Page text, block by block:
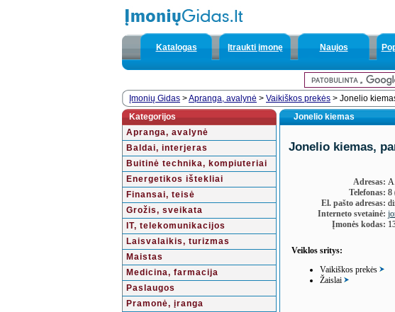
Katalogas Įtraukti įmonę Naujos
Įmonių Gidas >Apranga, avalynė > Vaikiškos prekės > Jonelio
Kategorijos
Apranga, avalynė
Baldai, interjeras
Buitinė technika, kompiuteriai
Energetikos ištekliai
Finansai, teisė
Grožis, sveikata
IT, telekomunikacijos
Laisvalaikis, turizmas
Maistas
Medicina, farmacija
Paslaugos
Pramonė, įranga
Jonelio kiemas
Jonelio kiemas,
Adresas:
Telefonas: 8
El. pašto adresas:
Interneto svetainė:
Įmonės kodas:
Veiklos sritys:
Vaikiškos prekės
Žaislai